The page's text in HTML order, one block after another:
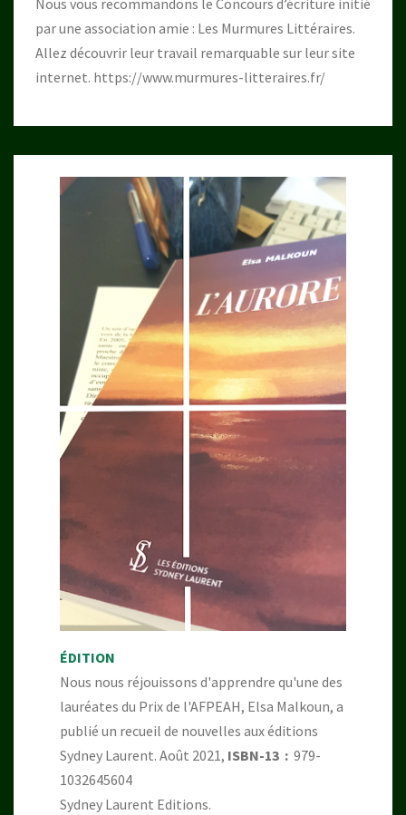
par une association amie : Les Murmures Littéraires.
Allez découvrir leur travail remarquable sur leur site
internet. https://www.murmures-litteraires.fr/
ÉDITION
Nous nous réjouissons d'apprendre qu'une des
lauréates du Prix de l'AFPEAH, Elsa Malkoun, a
publié un recueil de nouvelles aux éditions
Sydney Laurent. Août 2021,
ISBN-13 ‏ : ‎ 979-
1032645604
Sydney Laurent Editions.